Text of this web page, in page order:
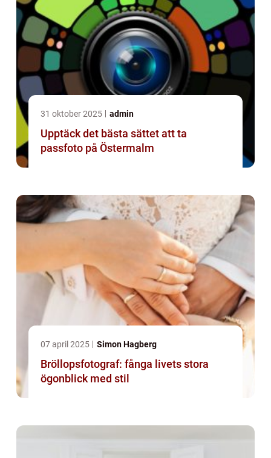
31 oktober 2025 admin
Upptäck det bästa sättet att ta
passfoto på Östermalm
07 april 2025 Simon Hagberg
Bröllopsfotograf: fånga livets stora
ögonblick med stil